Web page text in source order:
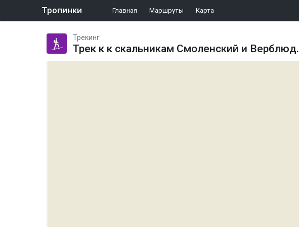
Тропинки Главная Маршруты Карта
Трекинг
Трек к к скальникам Смоленский и Верблюд.